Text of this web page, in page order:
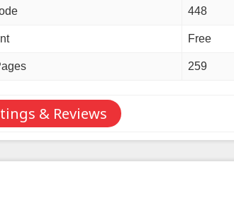
448
Free
259
& Reviews